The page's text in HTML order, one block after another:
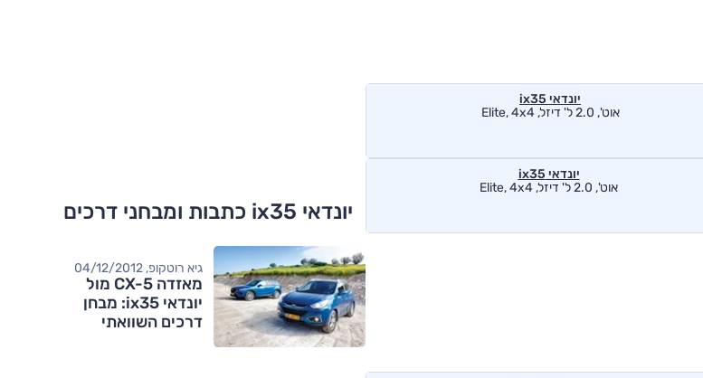
יונדאי ix35
אוט', 2.0 ל' דיזל, Elite, 4x4
יונדאי ix35
אוט', 2.0 ל' דיזל, Elite, 4x4
יונדאי ix35 כתבות ומבחני דרכים
גיא רוטקופ, 04/12/2012
מאזדה CX-5 מול
יונדאי ix35: מבחן
דרכים השוואתי